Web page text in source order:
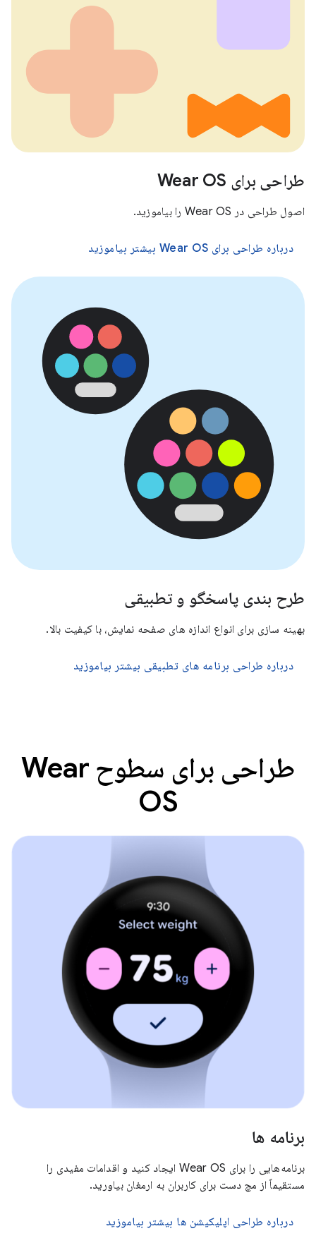
طراحی برای Wear OS
اصول طراحی در Wear OS را بیاموزید.
درباره طراحی برای Wear OS بیشتر بیاموزید
طرح بندی پاسخگو و تطبیقی
بهینه سازی برای انواع اندازه های صفحه نمایش، با کیفیت بالا.
درباره طراحی برنامه های تطبیقی ​​بیشتر بیاموزید
طراحی برای سطوح Wear
OS
برنامه ها
برنامه‌هایی را برای Wear OS ایجاد کنید و اقدامات مفیدی را
مستقیماً از مچ دست برای کاربران به ارمغان بیاورید.
درباره طراحی اپلیکیشن ها بیشتر بیاموزید